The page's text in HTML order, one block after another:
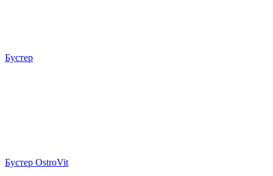
Бустер
Бустер OstroVit